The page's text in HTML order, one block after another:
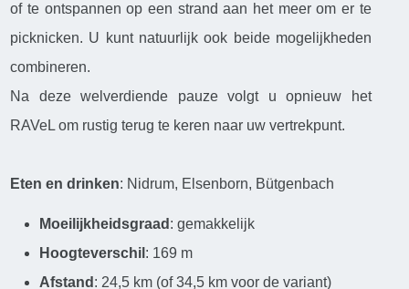
of te ontspannen op een strand aan het meer om er te
picknicken. U kunt natuurlijk ook beide mogelijkheden
combineren.
Na deze welverdiende pauze volgt u opnieuw het
RAVeL om rustig terug te keren naar uw vertrekpunt.
Eten en drinken: Nidrum, Elsenborn, Bütgenbach
Moeilijkheidsgraad : gemakkelijk
Hoogteverschil : 169 m
Afstand : 24,5 km (of 34,5 km voor de variant)